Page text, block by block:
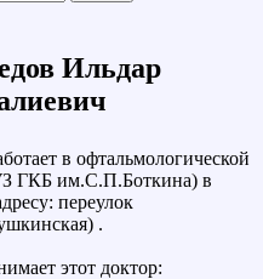
Ильдар
в офтальмологической
ГКБ им.С.П.Боткина) в
переулок
.
этот доктор: